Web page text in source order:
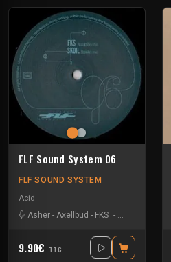
FLF Sound System 06
FLF SOUND SYSTEM
Acid
Asher - Axellbud - FKS -
9.90€ TTC